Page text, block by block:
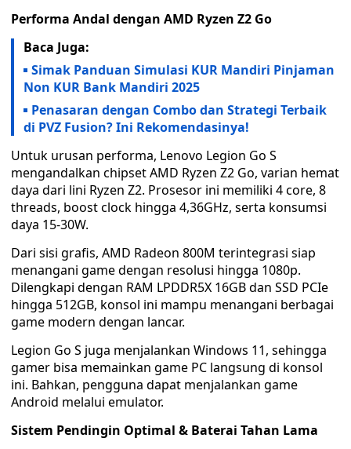
Performa Andal dengan AMD Ryzen Z2 Go
Baca Juga:
Simak Panduan Simulasi KUR Mandiri Pinjaman
Non KUR Bank Mandiri 2025
Penasaran dengan Combo dan Strategi Terbaik
di PVZ Fusion? Ini Rekomendasinya!
Untuk urusan performa, Lenovo Legion Go S
mengandalkan chipset AMD Ryzen Z2 Go, varian hemat
daya dari lini Ryzen Z2. Prosesor ini memiliki 4 core, 8
threads, boost clock hingga 4,36GHz, serta konsumsi
daya 15-30W.
Dari sisi grafis, AMD Radeon 800M terintegrasi siap
menangani game dengan resolusi hingga 1080p.
Dilengkapi dengan RAM LPDDR5X 16GB dan SSD PCIe
hingga 512GB, konsol ini mampu menangani berbagai
game modern dengan lancar.
Legion Go S juga menjalankan Windows 11, sehingga
gamer bisa memainkan game PC langsung di konsol
ini. Bahkan, pengguna dapat menjalankan game
Android melalui emulator.
Sistem Pendingin Optimal & Baterai Tahan Lama